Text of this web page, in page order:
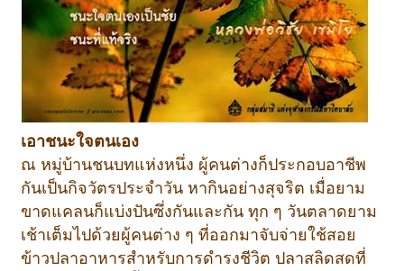
เอาชนะใจตนเอง
ณ หมู่บ้านชนบทแห่งหนึ่ง ผู้คนต่างก็ประกอบอาชีพ
กันเป็นกิจวัตรประจำวัน หากินอย่างสุจริต เมื่อยาม
ขาดแคลนก็แบ่งปันซึ่งกันและกัน ทุก ๆ วันตลาดยาม
เช้าเต็มไปด้วยผู้คนต่าง ๆ ที่ออกมาจับจ่ายใช้สอย
ข้าวปลาอาหารสำหรับการดำรงชีวิต ปลาสลิดสดที่